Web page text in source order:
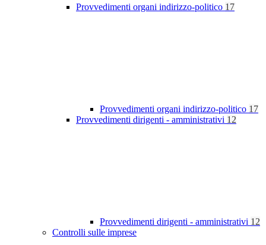
Provvedimenti organi indirizzo-politico 17
Provvedimenti organi indirizzo-politico 17
Provvedimenti dirigenti - amministrativi 12
Provvedimenti dirigenti - amministrativi 12
Controlli sulle imprese